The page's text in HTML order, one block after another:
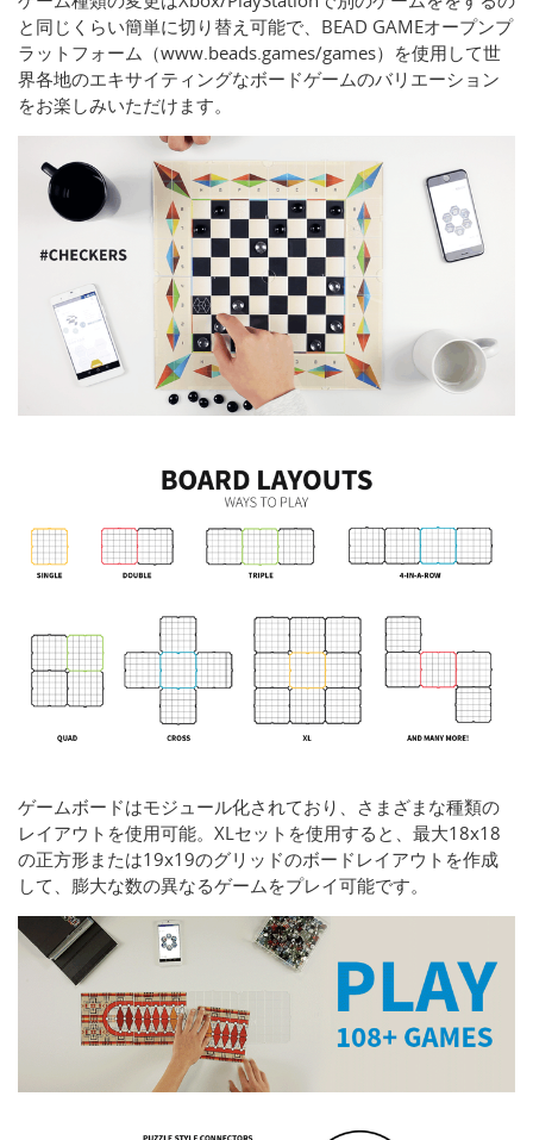
と同じくらい簡単に切り替え可能で、BEAD GAMEオープンプ
ラットフォーム（www.beads.games/games）を使用して世
界各地のエキサイティングなボードゲームのバリエーション
をお楽しみいただけます。
ゲームボードはモジュール化されており、さまざまな種類の
レイアウトを使用可能。XLセットを使用すると、最大18x18
の正方形または19x19のグリッドのボードレイアウトを作成
して、膨大な数の異なるゲームをプレイ可能です。